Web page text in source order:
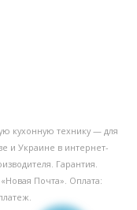
кухонную технику — для
и Украине в интернет-
Гарантия.
Почта». Оплата: